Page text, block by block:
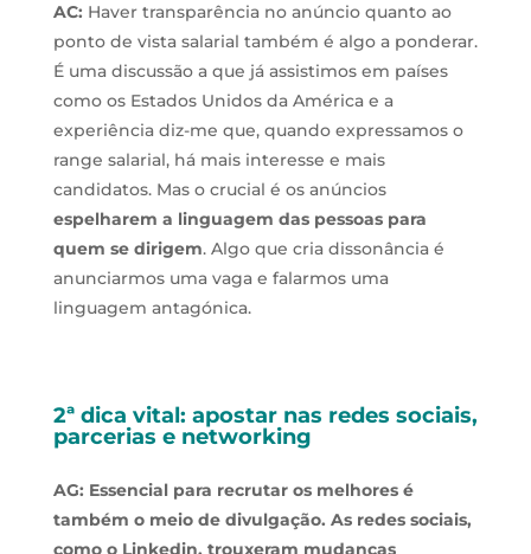
AC: Haver transparência no anúncio quanto ao
ponto de vista salarial também é algo a ponderar.
É uma discussão a que já assistimos em países
como os Estados Unidos da América e a
experiência diz-me que, quando expressamos o
range salarial, há mais interesse e mais
candidatos. Mas o crucial é os anúncios
espelharem a linguagem das pessoas para
quem se dirigem. Algo que cria dissonância é
anunciarmos uma vaga e falarmos uma
linguagem antagónica.
2ª dica vital: apostar nas redes sociais,
parcerias e networking
AG: Essencial para recrutar os melhores é
também o meio de divulgação. As redes sociais,